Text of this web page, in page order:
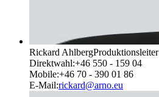
Rickard AhlbergProduktionsleiter
Direktwahl:+46 550 - 159 04
Mobile:+46 70 - 390 01 86
E-Mail:rickard@arno.eu